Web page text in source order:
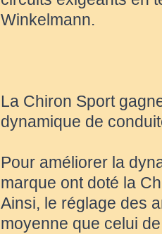
Winkelmann.
La Chiron Sport
dynamique de
Pour améliorer la
marque ont doté la
Ainsi, le réglage des
moyenne que celui